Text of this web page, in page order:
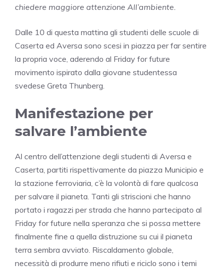
chiedere maggiore attenzione All’ambiente.
Dalle 10 di questa mattina gli studenti delle scuole di
Caserta ed Aversa sono scesi in piazza per far sentire
la propria voce, aderendo al Friday for future
movimento ispirato dalla giovane studentessa
svedese Greta Thunberg.
Manifestazione per
salvare l’ambiente
Al centro dell’attenzione degli studenti di Aversa e
Caserta, partiti rispettivamente da piazza Municipio e
la stazione ferroviaria, c’è la volontà di fare qualcosa
per salvare il pianeta. Tanti gli striscioni che hanno
portato i ragazzi per strada che hanno partecipato al
Friday for future nella speranza che si possa mettere
finalmente fine a quella distruzione su cui il pianeta
terra sembra avviato. Riscaldamento globale,
necessità di produrre meno rifiuti e riciclo sono i temi